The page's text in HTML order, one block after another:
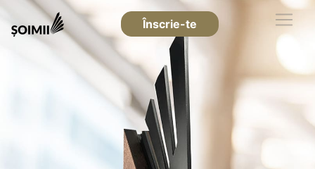
Înscrie-te